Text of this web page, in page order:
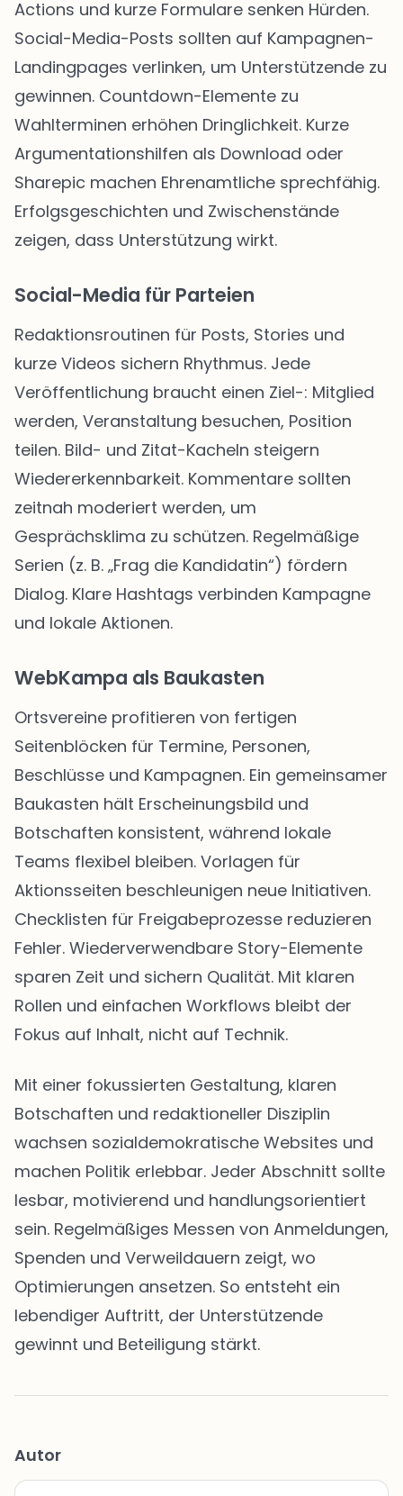
Actions und kurze Formulare senken Hürden.
Social-Media-Posts sollten auf Kampagnen-
Landingpages verlinken, um Unterstützende zu
gewinnen. Countdown-Elemente zu
Wahlterminen erhöhen Dringlichkeit. Kurze
Argumentationshilfen als Download oder
Sharepic machen Ehrenamtliche sprechfähig.
Erfolgsgeschichten und Zwischenstände
zeigen, dass Unterstützung wirkt.
Social-Media für Parteien
Redaktionsroutinen für Posts, Stories und
kurze Videos sichern Rhythmus. Jede
Veröffentlichung braucht einen Ziel-: Mitglied
werden, Veranstaltung besuchen, Position
teilen. Bild- und Zitat-Kacheln steigern
Wiedererkennbarkeit. Kommentare sollten
zeitnah moderiert werden, um
Gesprächsklima zu schützen. Regelmäßige
Serien (z. B. „Frag die Kandidatin“) fördern
Dialog. Klare Hashtags verbinden Kampagne
und lokale Aktionen.
WebKampa als Baukasten
Ortsvereine profitieren von fertigen
Seitenblöcken für Termine, Personen,
Beschlüsse und Kampagnen. Ein gemeinsamer
Baukasten hält Erscheinungsbild und
Botschaften konsistent, während lokale
Teams flexibel bleiben. Vorlagen für
Aktionsseiten beschleunigen neue Initiativen.
Checklisten für Freigabeprozesse reduzieren
Fehler. Wiederverwendbare Story-Elemente
sparen Zeit und sichern Qualität. Mit klaren
Rollen und einfachen Workflows bleibt der
Fokus auf Inhalt, nicht auf Technik.
Mit einer fokussierten Gestaltung, klaren
Botschaften und redaktioneller Disziplin
wachsen sozialdemokratische Websites und
machen Politik erlebbar. Jeder Abschnitt sollte
lesbar, motivierend und handlungsorientiert
sein. Regelmäßiges Messen von Anmeldungen,
Spenden und Verweildauern zeigt, wo
Optimierungen ansetzen. So entsteht ein
lebendiger Auftritt, der Unterstützende
gewinnt und Beteiligung stärkt.
Autor